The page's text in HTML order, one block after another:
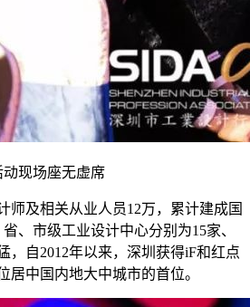
动现场座无虚席
师及相关从业人员12万，累计建成国
、市级工业设计中心分别为15家、
，自2012年以来，深圳获得iF和红点
居中国内地大中城市的首位。